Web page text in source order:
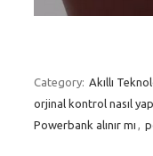
Category: Akıllı
orjinal kontrol nasıl
Powerbank alınır mı ,